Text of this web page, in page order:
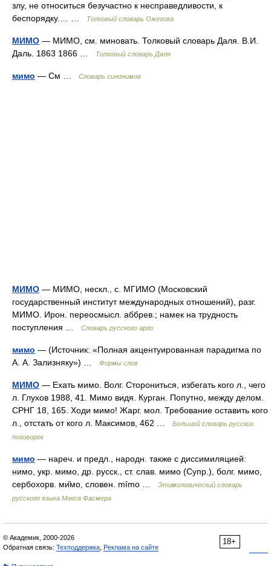
злу, не относиться безучастно к несправедливости, к
беспорядку.… …
Толковый словарь Ожегова
МИМО — МИМО, см. миновать. Толковый словарь Даля. В.И.
Даль. 1863 1866 …
Толковый словарь Даля
мимо — См … Словарь синонимов
МИМО — МИМО, нескл., с. МГИМО (Московский
государственный институт международных отношений), разг.
МИМО. Ирон. переосмысл. аббрев.; намек на трудность
поступления …
Словарь русского арго
мимо — (Источник: «Полная акцентуированная парадигма по
А. А. Зализняку») …
Формы слов
МИМО — Ехать мимо. Волг. Сторониться, избегать кого л., чего
л. Глухов 1988, 41. Мимо видя. Курган. Попутно, между делом.
СРНГ 18, 165. Ходи мимо! Жарг. мол. Требование оставить кого
л., отстать от кого л. Максимов, 462 …
Большой словарь русских
поговорок
мимо — нареч. и предл., народн. также с диссимиляцией:
нимо, укр. мимо, др. русск., ст. слав. мимо (Супр.), болг. мимо,
сербохорв. ми̏мо, словен. mȋmo …
Этимологический словарь
русского языка Макса Фасмера
18+
© Академик, 2000-2026
Обратная связь: Техподдержка Реклама на сайте